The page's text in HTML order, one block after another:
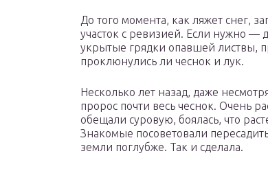
До того момента, как ляжет снег,
участок с ревизией. Если нужно —
укрытые грядки опавшей листвы,
проклюнулись ли чеснок и лук.
Несколько лет назад, даже
пророс почти весь чеснок. Очень
обещали суровую, боялась, что
Знакомые посоветовали
земли поглубже. Так и сделала.